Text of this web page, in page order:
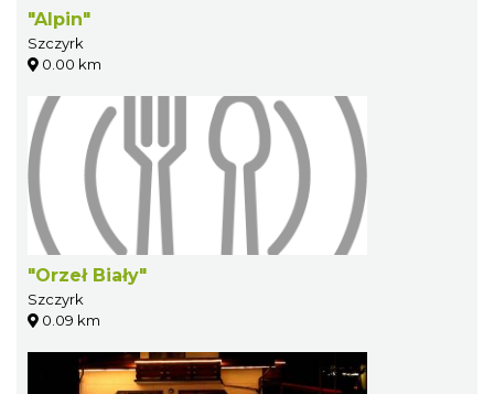
"Alpin"
Szczyrk
0.00 km
"Orzeł Biały"
Szczyrk
0.09 km